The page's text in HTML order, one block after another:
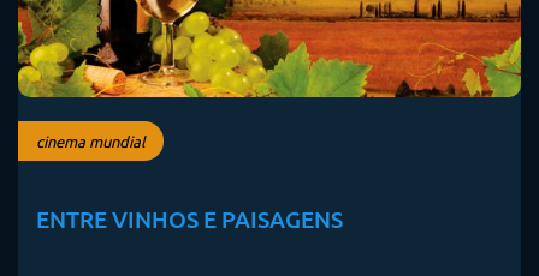
cinema mundial
ENTRE VINHOS E PAISAGENS